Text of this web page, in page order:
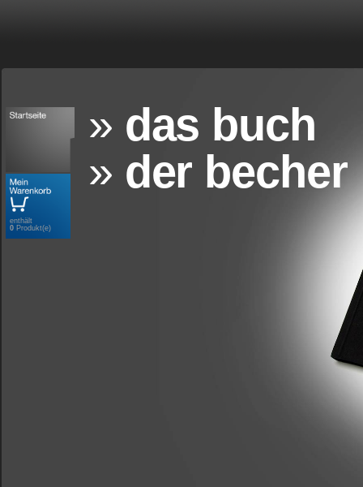
enthält
0Produkt(e)
das buch
der becher